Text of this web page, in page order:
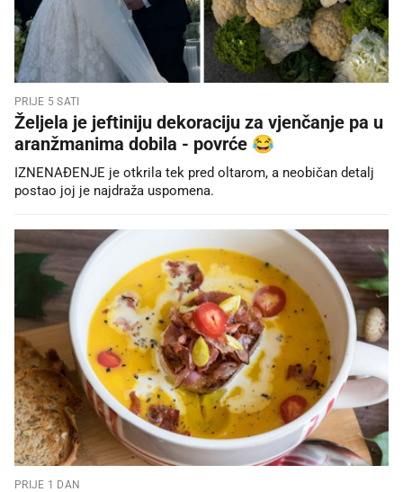
PRIJE 5 SATI
Željela je jeftiniju dekoraciju za vjenčanje pa u
aranžmanima dobila - povrće 😂
IZNENAĐENJE je otkrila tek pred oltarom, a neobičan detalj
postao joj je najdraža uspomena.
PRIJE 1 DAN